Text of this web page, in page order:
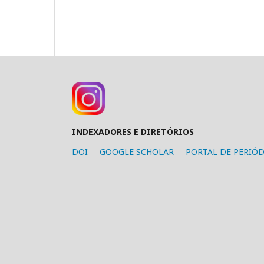
INDEXADORES E DIRETÓRIOS
DOI
GOOGLE SCHOLAR PORTAL DE